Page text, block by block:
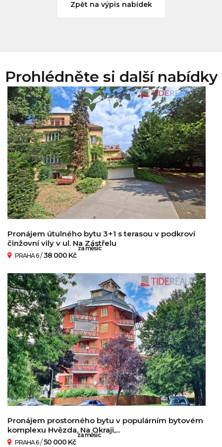
Zpět na výpis nabídek
Prohlédněte si další nabídky
Pronájem útulného bytu 3+1 s terasou v podkroví
činžovní vily v ul. Na Zástřelu
PRAHA 6/38 000 Kč
za měsíc
Pronájem prostorného bytu v populárním bytovém
komplexu Hvězda, Na Okraji,...
PRAHA 6/50 000 Kč
za měsíc